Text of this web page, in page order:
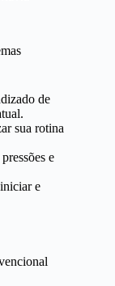
de
sua rotina
e
e